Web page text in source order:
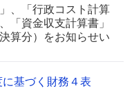
、「行政コスト計算
「資金収支計算書」
算分）をお知らせい
基づく財務４表